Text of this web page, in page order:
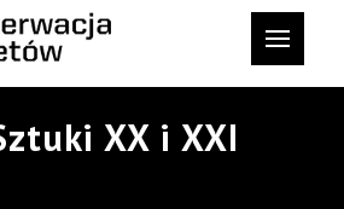
XX i XXI